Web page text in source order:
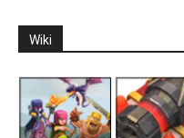
Wiki